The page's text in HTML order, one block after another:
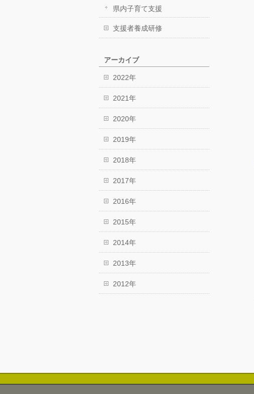
県内子育て支援
支援者養成研修
アーカイブ
2022年
2021年
2020年
2019年
2018年
2017年
2016年
2015年
2014年
2013年
2012年